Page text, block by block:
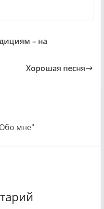
– на
Хорошая песня
мне"